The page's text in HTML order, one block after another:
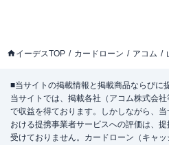
イーデスTOP カードローン アコム
■当サイトの掲載情報と掲載商品ならびに
当サイトでは、掲載各社（アコム株式会
で収益を得ております。しかしながら、
おける提携事業者サービスへの評価は、
受けておりません。カードローン（キャ